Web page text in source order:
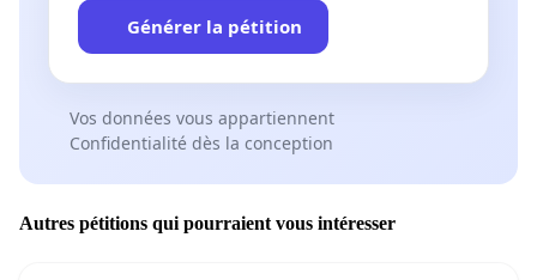
Générer la pétition
Vos données vous appartiennent
Confidentialité dès la conception
Autres pétitions qui pourraient vous intéresser